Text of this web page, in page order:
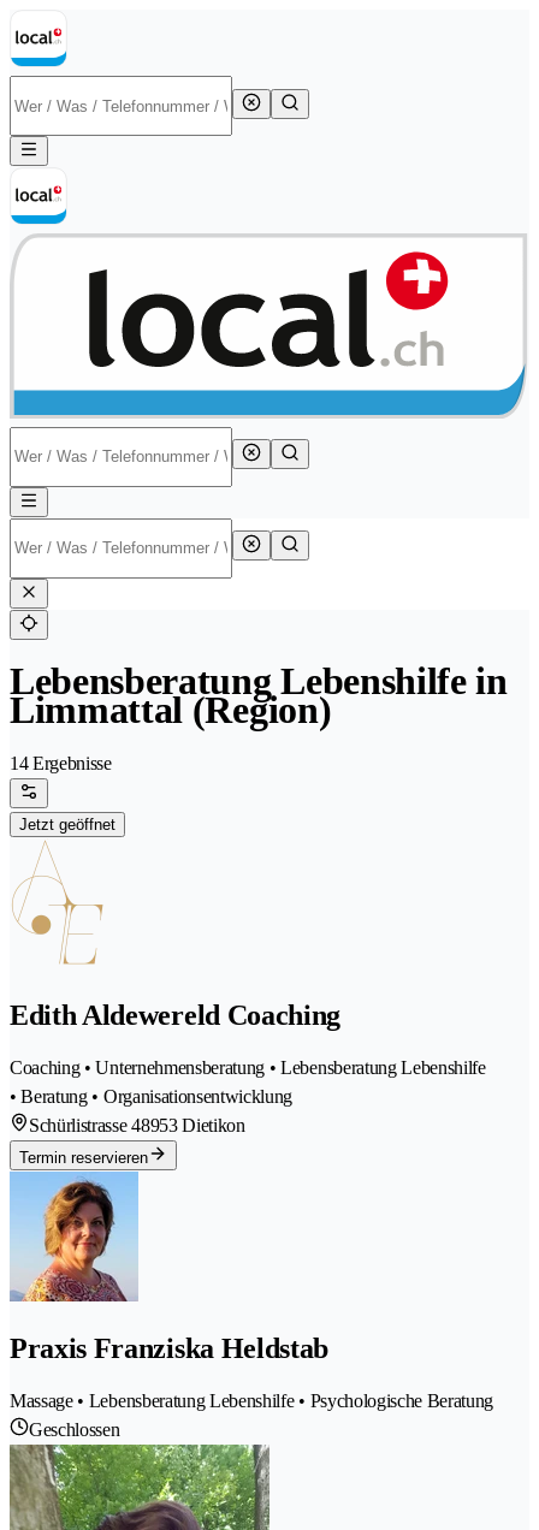
Lebensberatung Lebenshilfe in
Limmattal (Region)
14 Ergebnisse
Jetzt geöffnet
Edith Aldewereld Coaching
Coaching • Unternehmensberatung • Lebensberatung Lebenshilfe
• Beratung • Organisationsentwicklung
Schürlistrasse 48953 Dietikon
Termin reservieren
Praxis Franziska Heldstab
Massage • Lebensberatung Lebenshilfe • Psychologische Beratung
Geschlossen